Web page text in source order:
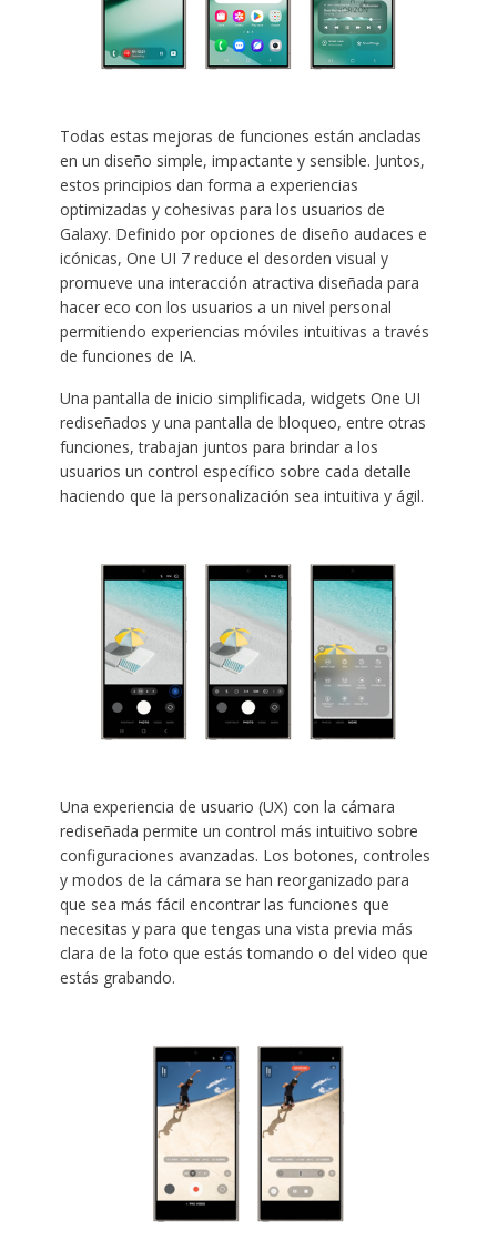
Todas estas mejoras de funciones están ancladas
en un diseño simple, impactante y sensible. Juntos,
estos principios dan forma a experiencias
optimizadas y cohesivas para los usuarios de
Galaxy. Definido por opciones de diseño audaces e
icónicas, One UI 7 reduce el desorden visual y
promueve una interacción atractiva diseñada para
hacer eco con los usuarios a un nivel personal
permitiendo experiencias móviles intuitivas a través
de funciones de IA.
Una pantalla de inicio simplificada, widgets One UI
rediseñados y una pantalla de bloqueo, entre otras
funciones, trabajan juntos para brindar a los
usuarios un control específico sobre cada detalle
haciendo que la personalización sea intuitiva y ágil.
Una experiencia de usuario (UX) con la cámara
rediseñada permite un control más intuitivo sobre
configuraciones avanzadas. Los botones, controles
y modos de la cámara se han reorganizado para
que sea más fácil encontrar las funciones que
necesitas y para que tengas una vista previa más
clara de la foto que estás tomando o del video que
estás grabando.